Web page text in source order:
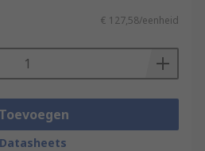
€ 127,58/eenheid
Datasheets